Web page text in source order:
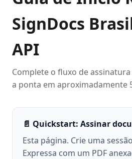
SignDocs
API
Complete o fluxo de
a ponta em aproximadamente
📄 Quickstart: Assinar
Esta página. Crie uma
Expressa com um PDF